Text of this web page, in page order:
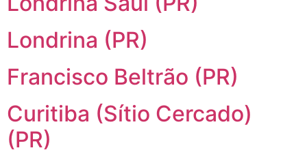
Londrina (PR)
Francisco Beltrão (PR)
Curitiba (Sítio Cercado)
(PR)